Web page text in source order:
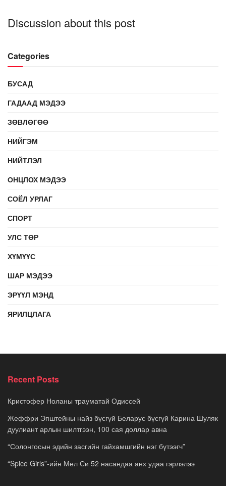
Discussion about this post
Categories
БУСАД
ГАДААД МЭДЭЭ
ЗӨВЛӨГӨӨ
НИЙГЭМ
НИЙТЛЭЛ
ОНЦЛОХ МЭДЭЭ
СОЁЛ УРЛАГ
СПОРТ
УЛС ТӨР
ХҮМҮҮС
ШАР МЭДЭЭ
ЭРҮҮЛ МЭНД
ЯРИЛЦЛАГА
Recent Posts
Кристофер Ноланы трауматай Одиссей
Жеффри Эпштейны найз бүсгүй Беларус бүсгүй Карина Шуляк
дуулиант арлын шилтгээн, 100 сая доллар авна
“Солонгосын эдийн засгийн гайхамшгийн нэг бүтээгч”
“Spice Girls”-ийн Мел Си 52 насандаа анх удаа гэрлэлээ